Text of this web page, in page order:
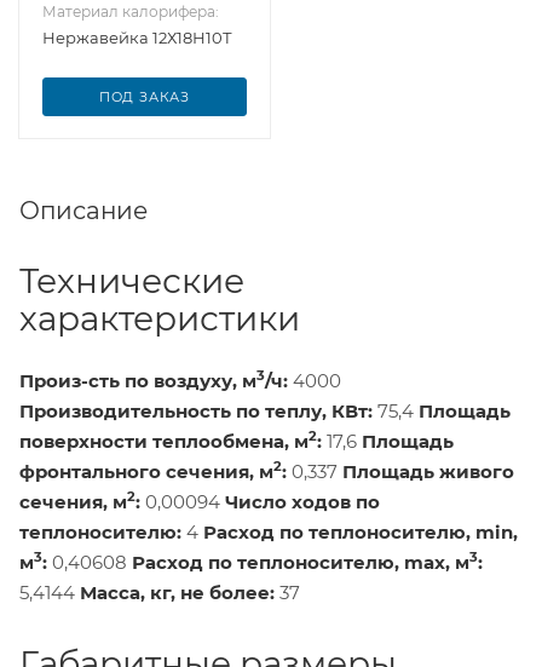
Материал калорифера:
Нержавейка 12Х18Н10Т
ПОД ЗАКАЗ
Описание
Технические
характеристики
Произ-сть по воздуху, м3/ч: 4000
Производительность по теплу, КВт: 75,4 Площадь
поверхности теплообмена, м2: 17,6 Площадь
фронтального сечения, м2: 0,337 Площадь живого
сечения, м2: 0,00094 Число ходов по
теплоносителю: 4 Расход по теплоносителю, min,
м3: 0,40608 Расход по теплоносителю, max, м3:
5,4144 Масса, кг, не более: 37